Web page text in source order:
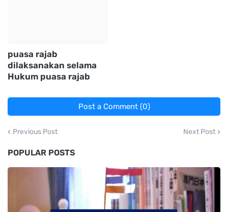
puasa rajab
dilaksanakan selama
Hukum puasa rajab
Post a Comment (0)
Previous Post Next Post
POPULAR POSTS